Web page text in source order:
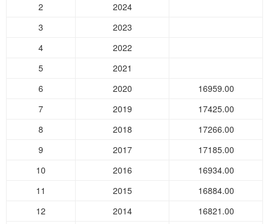
2
2024
3
2023
4
2022
5
2021
6
2020
16959.00
7
2019
17425.00
8
2018
17266.00
9
2017
17185.00
10
2016
16934.00
11
2015
16884.00
12
2014
16821.00